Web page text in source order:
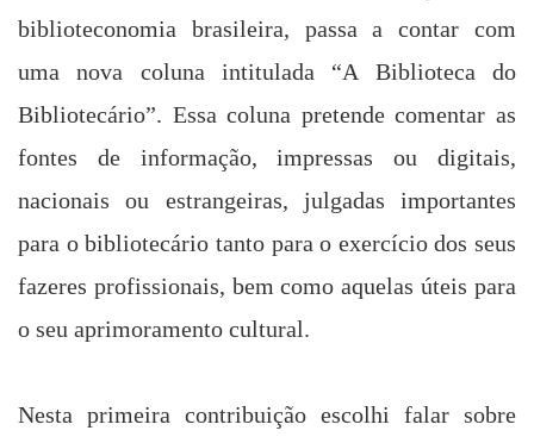
biblioteconomia brasileira, passa a contar com
uma nova coluna intitulada “A Biblioteca do
Bibliotecário”. Essa coluna pretende comentar as
fontes de informação, impressas ou digitais,
nacionais ou estrangeiras, julgadas importantes
para o bibliotecário tanto para o exercício dos seus
fazeres profissionais, bem como aquelas úteis para
o seu aprimoramento cultural.
Nesta primeira contribuição escolhi falar sobre